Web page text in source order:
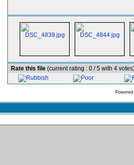
Rate this file (current rating : 0 / 5 with 4